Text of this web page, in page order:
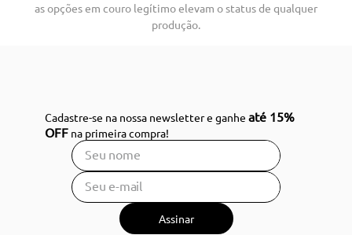
as opções em couro legítimo elevam o status de qualquer
produção.
Cadastre-se na nossa newsletter e ganheaté 15%
OFF na primeira compra!
Assinar